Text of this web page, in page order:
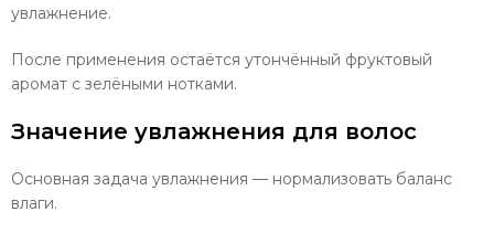
увлажнение.
После применения остаётся утончённый фруктовый
аромат с зелёными нотками.
Значение увлажнения для волос
Основная задача увлажнения — нормализовать баланс
влаги.